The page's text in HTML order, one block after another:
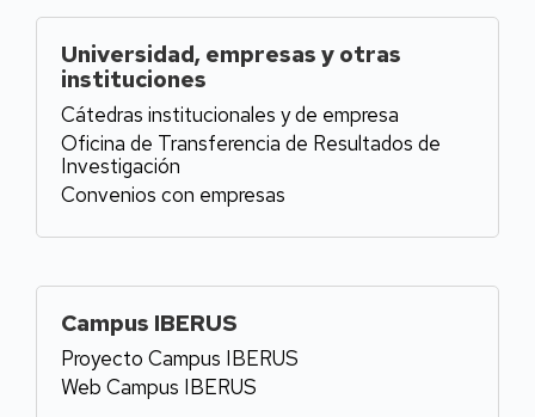
Universidad, empresas y otras
instituciones
Cátedras institucionales y de empresa
Oficina de Transferencia de Resultados de
Investigación
Convenios con empresas
Campus IBERUS
Proyecto Campus IBERUS
Web Campus IBERUS